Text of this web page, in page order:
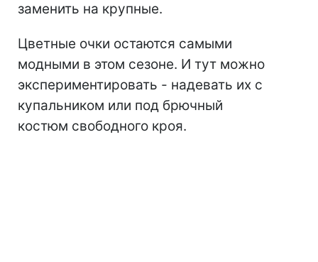
заменить на крупные.
Цветные очки остаются самыми
модными в этом сезоне. И тут можно
экспериментировать - надевать их с
купальником или под брючный
костюм свободного кроя.